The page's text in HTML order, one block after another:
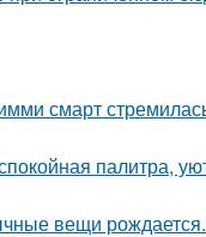
смарт
палитра,
вещи рождается.